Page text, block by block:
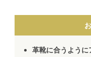
革靴に合うよう